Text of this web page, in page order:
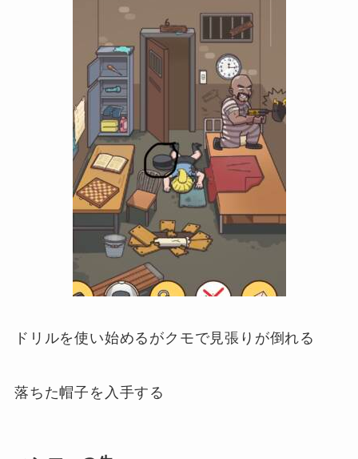
ドリルを使い始めるがクモで見張りが倒れる
落ちた帽子を入手する